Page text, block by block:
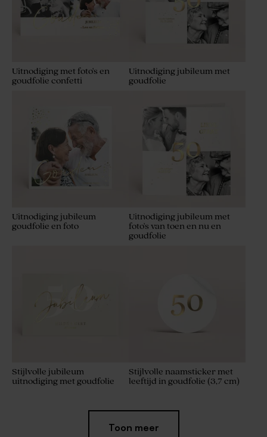
Uitnodiging met foto's en
goudfolie confetti
Uitnodiging jubileum met
goudfolie
Uitnodiging jubileum
goudfolie en foto
Uitnodiging jubileum met
foto's van toen en nu en
goudfolie
Stijlvolle jubileum
uitnodiging met goudfolie
Stijlvolle naamsticker met
leeftijd in goudfolie (3,7 cm)
Toon meer